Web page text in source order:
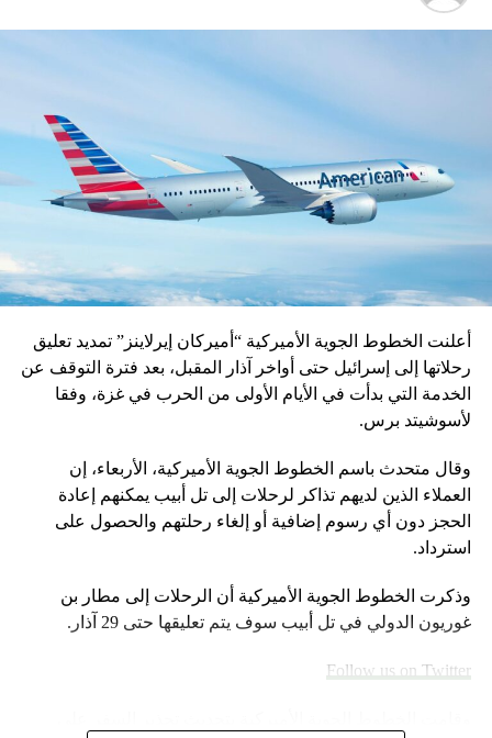
أعلنت الخطوط الجوية الأميركية “أميركان إيرلاينز” تمديد تعليق
رحلاتها إلى إسرائيل حتى أواخر آذار المقبل، بعد فترة التوقف عن
الخدمة التي بدأت في الأيام الأولى من الحرب في غزة، وفقا
لأسوشيتد برس.
وقال متحدث باسم الخطوط الجوية الأميركية، الأربعاء، إن
العملاء الذين لديهم تذاكر لرحلات إلى تل أبيب يمكنهم إعادة
الحجز دون أي رسوم إضافية أو إلغاء رحلتهم والحصول على
استرداد.
وذكرت الخطوط الجوية الأميركية أن الرحلات إلى مطار بن
غوريون الدولي في تل أبيب سوف يتم تعليقها حتى 29 آذار.
Follow us on Twitter